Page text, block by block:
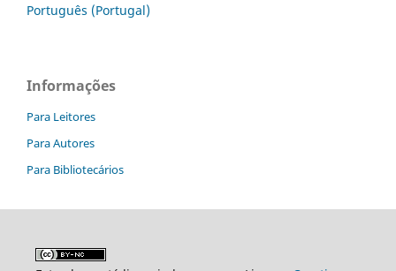
Português (Portugal)
Informações
Para Leitores
Para Autores
Para Bibliotecários